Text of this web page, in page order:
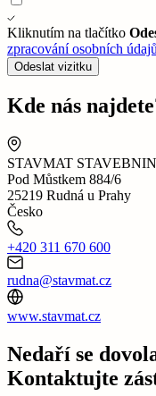
Kliknutím na tlačítko
zpracování osobních údajů
Odeslat vizitku
Kde nás
STAVMAT
Pod Můstkem 884/6
25219 Rudná u Prahy
Česko
+420 311 670 600
rudna@stavmat.cz
www.stavmat.cz
Nedaří se
Kontaktujte